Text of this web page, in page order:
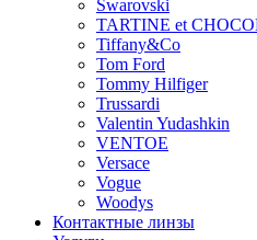
Swarovski
TARTINE et
Tiffany&Co
Tom Ford
Tommy Hilfiger
Trussardi
Valentin Yudashkin
VENTOE
Versace
Vogue
Woodys
Контактные линзы